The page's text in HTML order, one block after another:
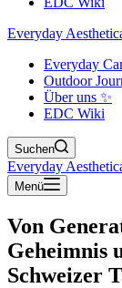
Everyday
Everyday
Outdoor
Über uns ✨
EDC Wiki
Suchen
Everyday
Menü
Von
Geheimnis
Schweizer